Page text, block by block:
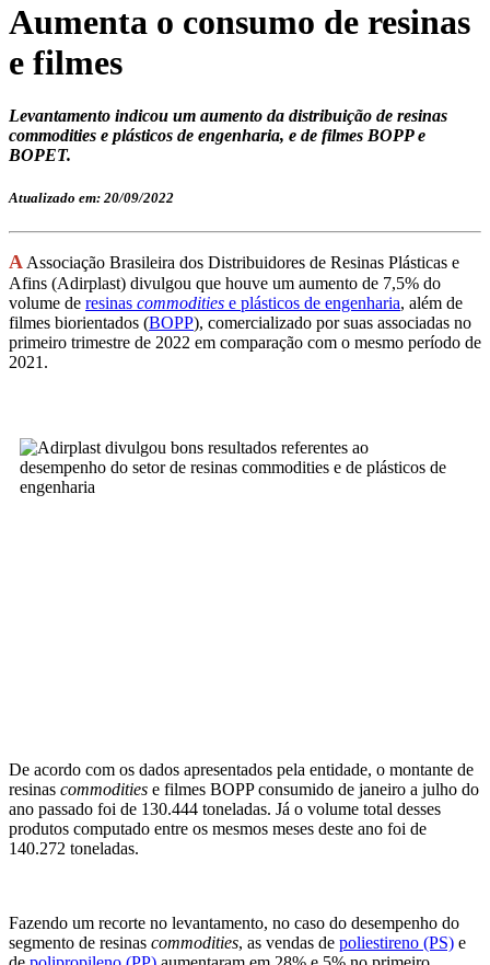
Aumenta o consumo de resinas
e filmes
Levantamento indicou um aumento da distribuição de resinas
commodities e plásticos de engenharia, e de filmes BOPP e
BOPET.
Atualizado em: 20/09/2022
AAssociação Brasileira dos Distribuidores de Resinas Plásticas e
Afins (Adirplast) divulgou que houve um aumento de 7,5% do
volume de resinas commodities e plásticos de engenharia, além de
filmes biorientados (BOPP), comercializado por suas associadas no
primeiro trimestre de 2022 em comparação com o mesmo período de
2021.
De acordo com os dados apresentados pela entidade, o montante de
resinas commodities e filmes BOPP consumido de janeiro a julho do
ano passado foi de 130.444 toneladas. Já o volume total desses
produtos computado entre os mesmos meses deste ano foi de
140.272 toneladas.
Fazendo um recorte no levantamento, no caso do desempenho do
segmento de resinas commodities, as vendas de poliestireno (PS) e